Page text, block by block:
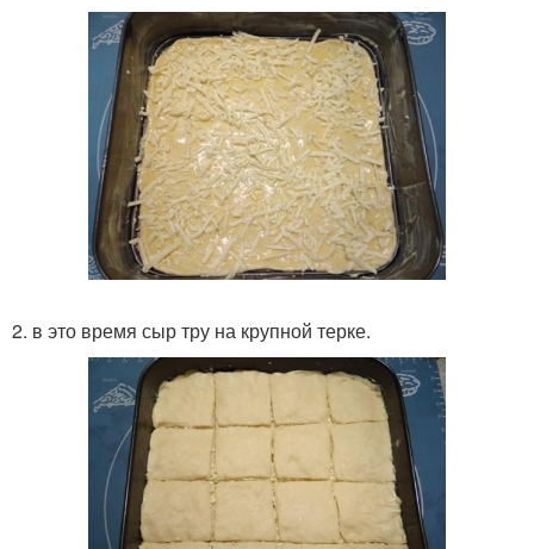
2. в это время сыр тру на крупной терке.